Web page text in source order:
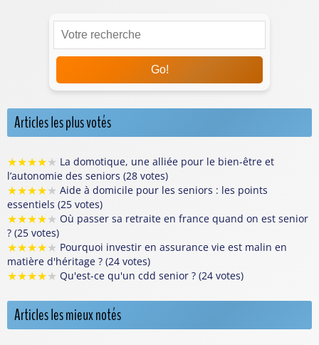
Go!
Articles les plus votés
★★★★★ La domotique, une alliée pour le bien-être et
l’autonomie des seniors (28 votes)
★★★★★ Aide à domicile pour les seniors : les points
essentiels (25 votes)
★★★★★ Où passer sa retraite en france quand on est senior
? (25 votes)
★★★★★ Pourquoi investir en assurance vie est malin en
matière d'héritage ? (24 votes)
★★★★★ Qu'est-ce qu'un cdd senior ? (24 votes)
Articles les mieux notés